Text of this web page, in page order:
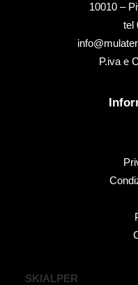
10010 –
tel
P.iva e
SKIALPER